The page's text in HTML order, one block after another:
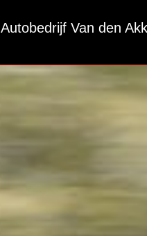
Autobedrijf Van den